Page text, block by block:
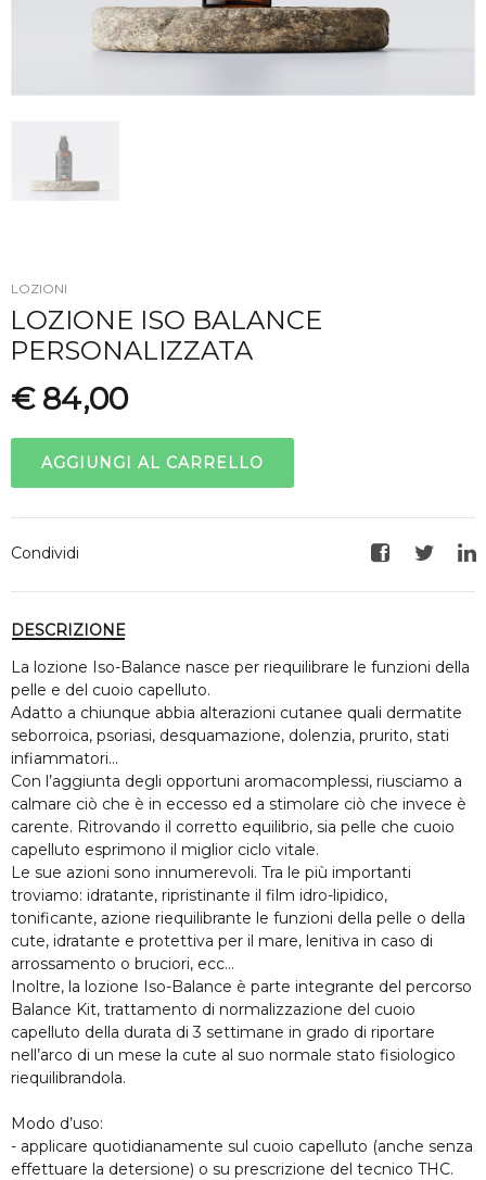
LOZIONI
LOZIONE ISO BALANCE
PERSONALIZZATA
€ 84,00
AGGIUNGI AL CARRELLO
Condividi
DESCRIZIONE
La lozione Iso-Balance nasce per riequilibrare le funzioni della
pelle e del cuoio capelluto.
Adatto a chiunque abbia alterazioni cutanee quali dermatite
seborroica, psoriasi, desquamazione, dolenzia, prurito, stati
infiammatori…
Con l’aggiunta degli opportuni aromacomplessi, riusciamo a
calmare ciò che è in eccesso ed a stimolare ciò che invece è
carente. Ritrovando il corretto equilibrio, sia pelle che cuoio
capelluto esprimono il miglior ciclo vitale.
Le sue azioni sono innumerevoli. Tra le più importanti
troviamo: idratante, ripristinante il film idro-lipidico,
tonificante, azione riequilibrante le funzioni della pelle o della
cute, idratante e protettiva per il mare, lenitiva in caso di
arrossamento o bruciori, ecc…
Inoltre, la lozione Iso-Balance è parte integrante del percorso
Balance Kit, trattamento di normalizzazione del cuoio
capelluto della durata di 3 settimane in grado di riportare
nell’arco di un mese la cute al suo normale stato fisiologico
riequilibrandola.
Modo d’uso:
- applicare quotidianamente sul cuoio capelluto (anche senza
effettuare la detersione) o su prescrizione del tecnico THC.